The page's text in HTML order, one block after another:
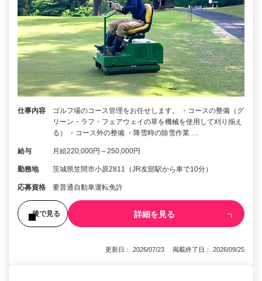
仕事内容
ゴルフ場のコース管理をお任せします。 ・コースの整備（グ
リーン・ラフ・フェアウェイの草を機械を使用して刈り揃え
る） ・コース外の整備 ・降雪時の除雪作業 …
給与 月給220,000円～250,000円
勤務地 茨城県笠間市小原2811（JR友部駅から車で10分）
応募資格 要普通自動車運転免許
後で見る 詳細を見る
更新日： 2026/07/23 掲載終了日： 2026/09/25